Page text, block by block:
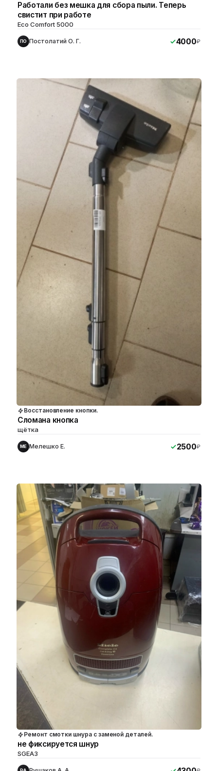
Работали без мешка для сбора пыли. Теперь
свистит при работе
Eco Comfort 5000
ПО Постолатий О. Г. 4000₽
Восстановление кнопки.
Cломана кнопка
щётка
МЕ Мелешко Е. 2500₽
Ремонт смотки шнура с заменой деталей.
не фиксируется шнур
SGEA3